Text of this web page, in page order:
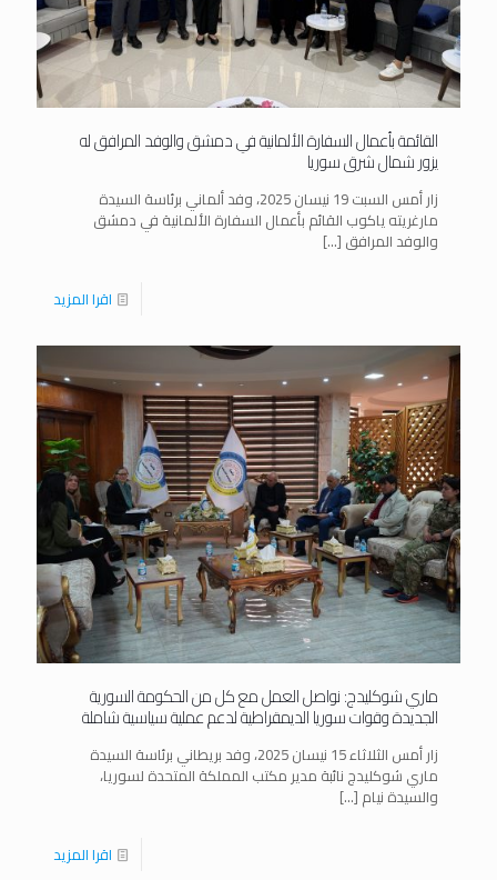
القائمة بأعمال السفارة الألمانية في دمشق والوفد المرافق له
يزور شمال شرق سوريا
زار أمس السبت 19 نيسان 2025، وفد ألماني برئاسة السيدة
مارغريته ياكوب القائم بأعمال السفارة الألمانية في دمشق
والوفد المرافق […]
اقرا المزيد
ماري شوكليدج: نواصل العمل مع كل من الحكومة السورية
الجديدة وقوات سوريا الديمقراطية لدعم عملية سياسية شاملة
زار أمس الثلاثاء 15 نيسان 2025، وفد بريطاني برئاسة السيدة
ماري شوكليدج نائبة مدير مكتب المملكة المتحدة لسوريا،
والسيدة نيام […]
اقرا المزيد